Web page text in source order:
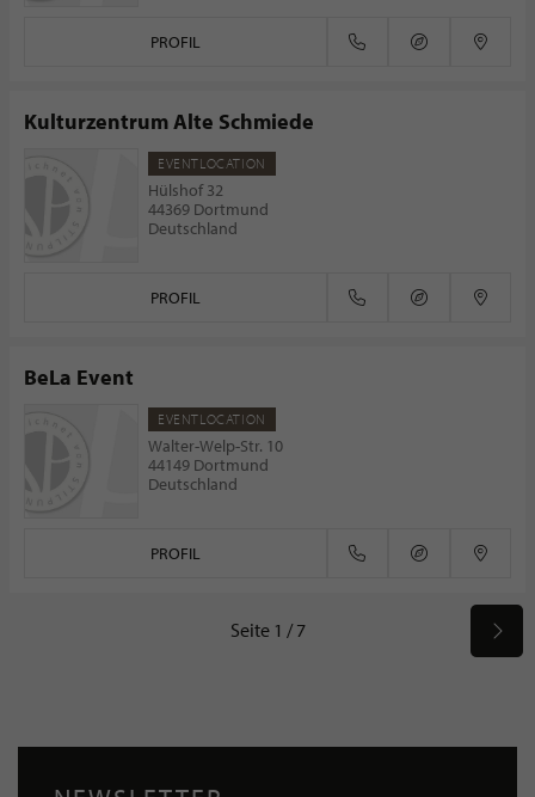
PROFIL
Kulturzentrum Alte Schmiede
EVENTLOCATION
Hülshof 32
44369 Dortmund
Deutschland
PROFIL
BeLa Event
EVENTLOCATION
Walter-Welp-Str. 10
44149 Dortmund
Deutschland
PROFIL
Seite 1 / 7